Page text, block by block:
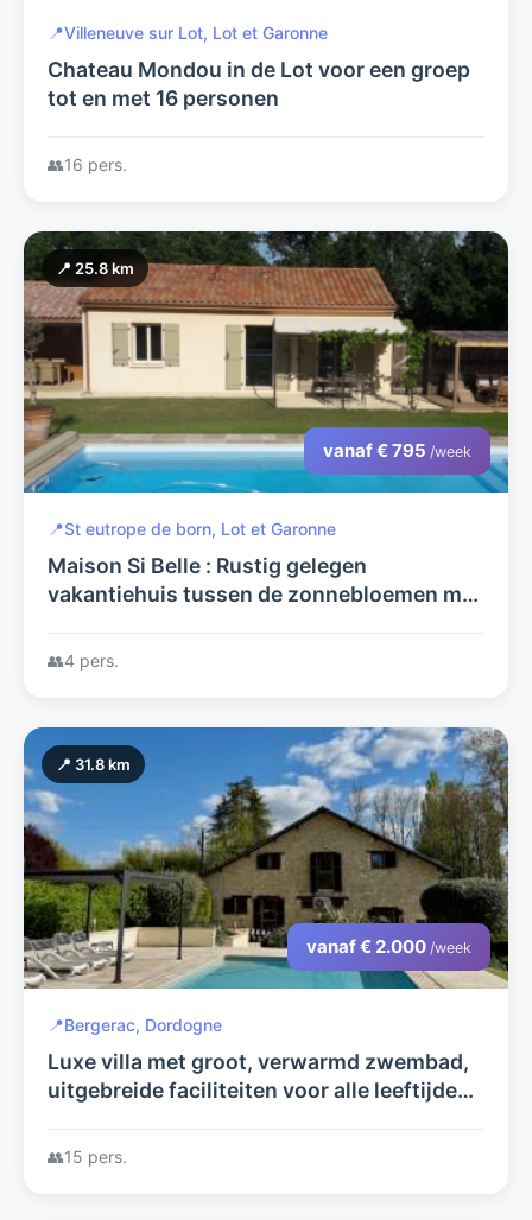
📍Villeneuve sur Lot, Lot et Garonne
Chateau Mondou in de Lot voor een groep
tot en met 16 personen
👥16 pers.
📍 25.8 km
vanaf € 795 /week
📍St eutrope de born, Lot et Garonne
Maison Si Belle : Rustig gelegen
vakantiehuis tussen de zonnebloemen met
👥4 pers.
📍 31.8 km
vanaf € 2.000 /week
📍Bergerac, Dordogne
Luxe villa met groot, verwarmd zwembad,
uitgebreide faciliteiten voor alle leeftijden,
met golf en Michelin ster
👥15 pers.